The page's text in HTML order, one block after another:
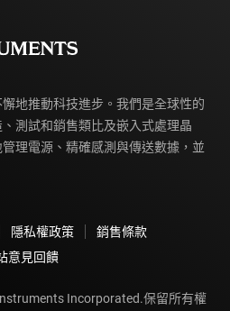
地推動科技進步。我們是全球性的
測試和銷售類比及嵌入式處理晶
理電源、精確感測與傳送數據，並
隱私權政策
銷售條款
意見回饋
Incorporated.保留所有權